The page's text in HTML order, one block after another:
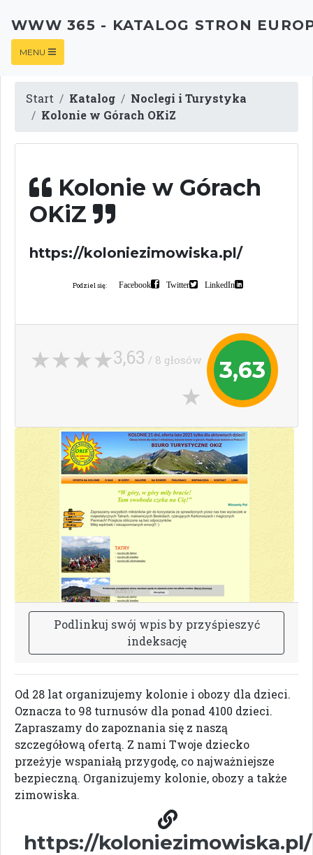
WWW 365 - KATALOG STRON
MENU
Start Katalog
Noclegi i Turystyka
Kolonie w Górach OKiZ
Kolonie w Górach
OKiZ
https://koloniezimowiska.pl/
Podziel się: Facebook Twitter LinkedIn
3,63
3,63 / 8 głosów
Podlinkuj swój wpisby przyśpieszyć
indeksację
Od 28 lat organizujemy kolonie i obozy dla dzieci.
Oznacza to 98 turnusów dla ponad 4100 dzieci.
Zapraszamy do zapoznania się z naszą
szczegółową ofertą. Z nami Twoje dziecko
przeżyje wspaniałą przygodę, co najważniejsze
bezpieczną. Organizujemy kolonie, obozy a także
zimowiska.
https://koloniezimowiska.pl/